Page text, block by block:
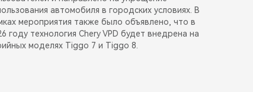
автомобиля в городских условиях. В
мероприятия также было объявлено, что в
году технология Chery VPD будет внедрена на
моделях Tiggo 7 и Tiggo 8.